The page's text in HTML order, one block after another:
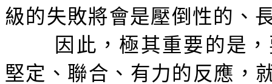
級的失敗將會是壓倒性的、
因此，極其重要的是
堅定、聯合、有力的反應，